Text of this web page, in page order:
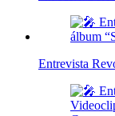
Entrevista